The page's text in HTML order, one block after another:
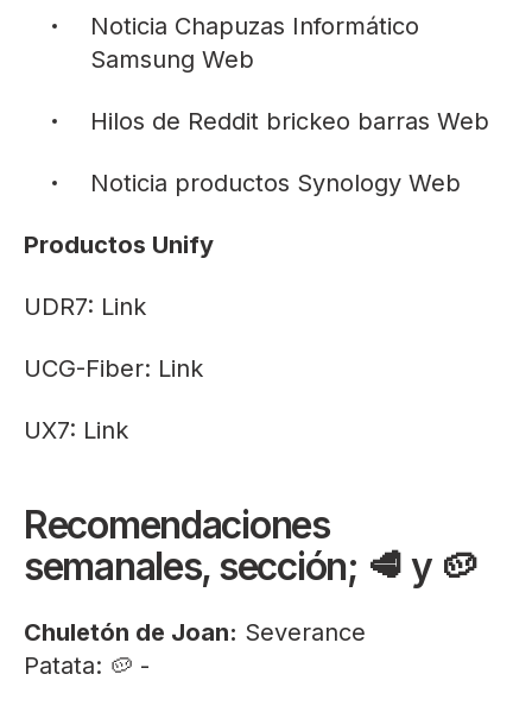
Noticia Chapuzas Informático
Samsung Web
Hilos de Reddit brickeo barras Web
Noticia productos Synology Web
Productos Unify
UDR7: Link
UCG-Fiber: Link
UX7: Link
Recomendaciones
semanales, sección; 🥩 y 🥔
Chuletón de Joan: Severance
Patata: 🥔 -